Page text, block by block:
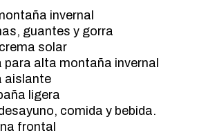
invernal
guantes y gorra
solar
para alta montaña invernal
aislante
ligera
comida y bebida.
frontal